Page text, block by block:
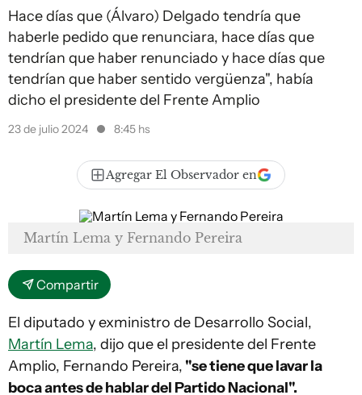
Hace días que (Álvaro) Delgado tendría que
haberle pedido que renunciara, hace días que
tendrían que haber renunciado y hace días que
tendrían que haber sentido vergüenza", había
dicho el presidente del Frente Amplio
23 de julio 2024 8:45 hs
Agregar El Observador en
Martín Lema y Fernando Pereira
Compartir
El diputado y exministro de Desarrollo Social,
Martín Lema, dijo que el presidente del Frente
Amplio, Fernando Pereira, "se tiene que lavar la
boca antes de hablar del Partido Nacional".